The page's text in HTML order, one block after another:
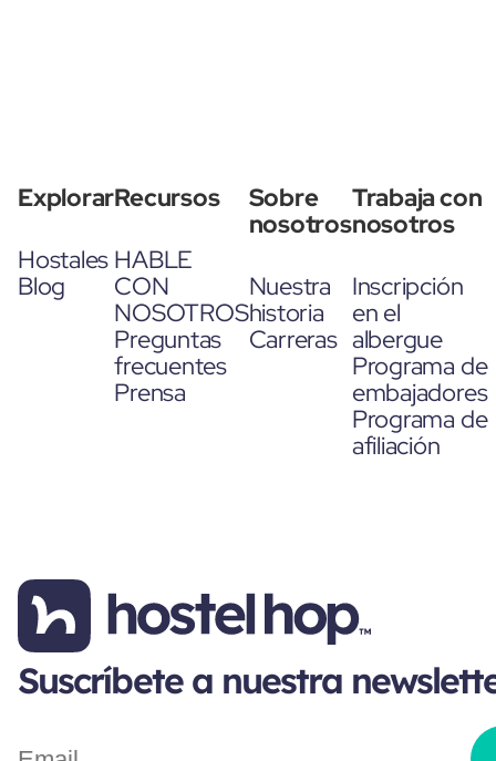
Explorar
Hostales
Blog
Recursos
HABLE
CON
NOSOTROS
Preguntas
frecuentes
Prensa
Sobre
nosotros
Nuestra
historia
Carreras
Trabaja con
nosotros
Inscripción
en el
albergue
Programa de
embajadores
Programa de
afiliación
Suscríbete a nuestra